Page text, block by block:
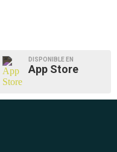
DISPONIBLE EN
App Store